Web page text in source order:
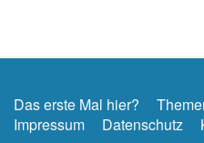
Das erste Mal hier?
Impressum
Datenschutz